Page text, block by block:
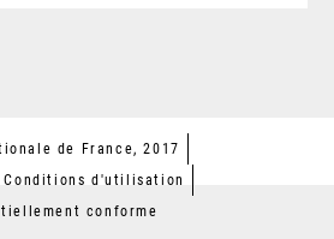
de France, 2017
Conditions d'utilisation
conforme